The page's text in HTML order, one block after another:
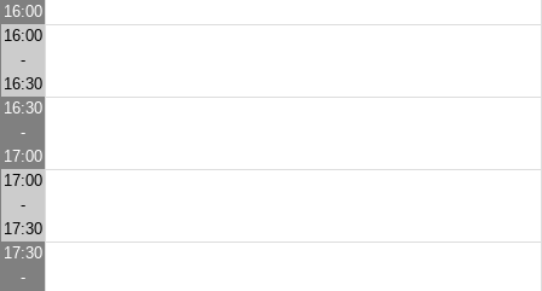
16:00
16:00
-
16:30
16:30
-
17:00
17:00
-
17:30
17:30
-